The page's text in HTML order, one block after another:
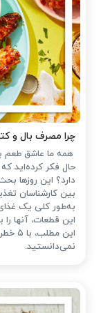
چرا مصرف بال و
همه ما عاشق طعم
حال فکر کرده‌اید
دارد؟ این روزها
بین کارشناسان
به‌طور کلی یک
این قطعات، آنها
این
نمی‌دانستید.